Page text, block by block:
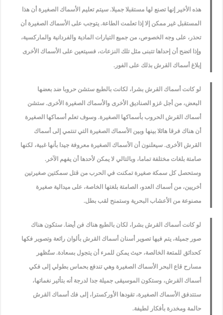
هذه الأخير إنها تصنع لها مستقبلا جميلا. سيتم تعليم الأسماك الصغيرة أن هذا
المستقبل غير ممكن إلا إذا تعلمت الطاعة. يتوجب على الأسماك الصغيرة أن
تحذر، على وجه الخصوص، من جميع التيارات المادية والفردانية والماركسية،
وإذا اتضح أن إحداها تتبنى مثل تلك النزعات، فسيتعين على الأسماك الأخرى
إبلاغ أسماك القرش بذلك على الفور.
لو كانت أسماك القرش بشرا، لكانت بالطبع ستشن حروبا ضد بعضها
البعض، من أجل غزو الصناديق الأخرى والأسماك الصغيرة الأخرى. ستشن
أسماك القرش الحروب بأسماكها الصغيرة. وسوف تعلم أسماكها الصغيرة
أن هناك فرقا هائلا بينها وبين الأسماك الصغيرة التي تنتمي إلى أسماك
القرش الأخرى. سيعلنون أن الأسماك الصغيرة معروفة جيدا بأنها غبية، لكنها
صامتة بلغات مختلفة تماما، وبالتالي لا يمكن لأحدها أن يفهم الآخر.
وستحصل كل سمكة صغيرة تمكنت في الحرب من قتل سمكتين صغيرتين
أخريين، من أسماك العدو، الصامتة بلغتها الخاصة، على ميدالية صغيرة
مصنوعة من الأعشاب البحرية وستمنح لقب بطل.
لو كانت أسماك القرش بشرا، لكان بالطبع هناك فن أيضا. ستكون هناك
صور جميلة، يتم فيها تصوير أسنان أسماك القرش بألوان رائعة وتصوير فكها
كحدائق للمتعة الخالصة، حيث يمكن للمرء أن يتجول بسعادة. ستُظهر
مسارح قاع البحر الأسماك الصغيرة وهي تندفع بحماس بطولي إلى فكي
أسماك القرش، وستكون الموسيقى جميلة جدا لدرجة أنه بتأثير نغماتها،
ستتدفق الأسماك الصغيرة، تقودها الأوركسترا، إلى فك أسماك القرش
حالمة ومخدرة بأفكار لطيفة.